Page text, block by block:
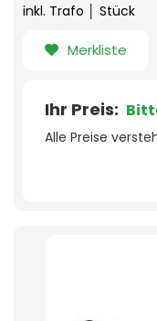
inkl. Trafo │ Stück
Merkliste
Ihr Preis:
Alle Preise